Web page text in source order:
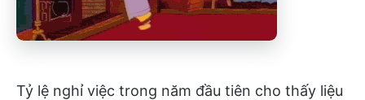
Tỷ lệ nghỉ việc trong năm đầu tiên cho thấy liệu